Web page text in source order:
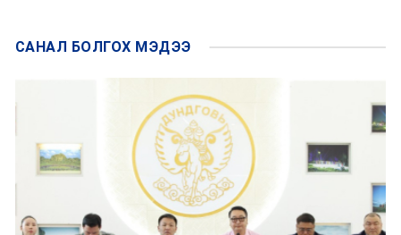
САНАЛ БОЛГОХ МЭДЭЭ